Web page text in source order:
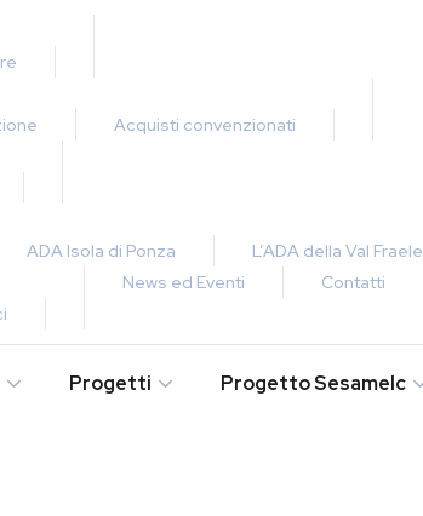
Acquisti convenzionati
ADA Isola di Ponza
L’ADA della Val Fraele
News ed Eventi Contatti
Progetti Progetto Sesamelc